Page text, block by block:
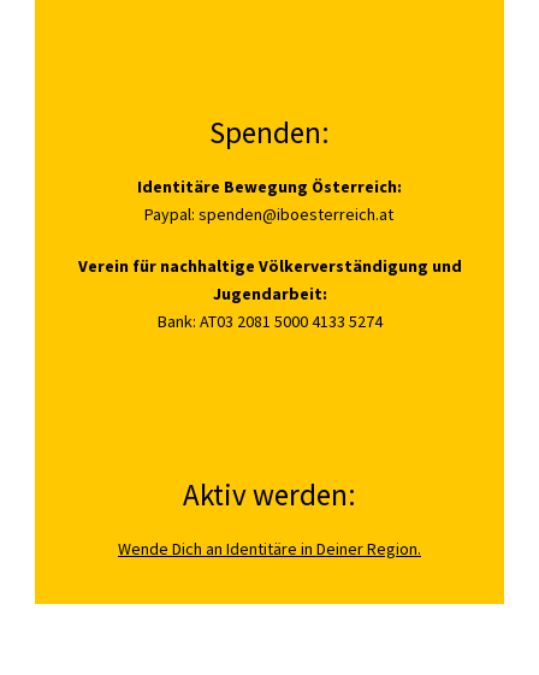
Spenden:
Identitäre Bewegung Österreich:
Paypal: spenden@iboesterreich.at
Verein für nachhaltige Völkerverständigung und
Jugendarbeit:
Bank: AT03 2081 5000 4133 5274
Aktiv werden:
Wende Dich an Identitäre in Deiner Region.